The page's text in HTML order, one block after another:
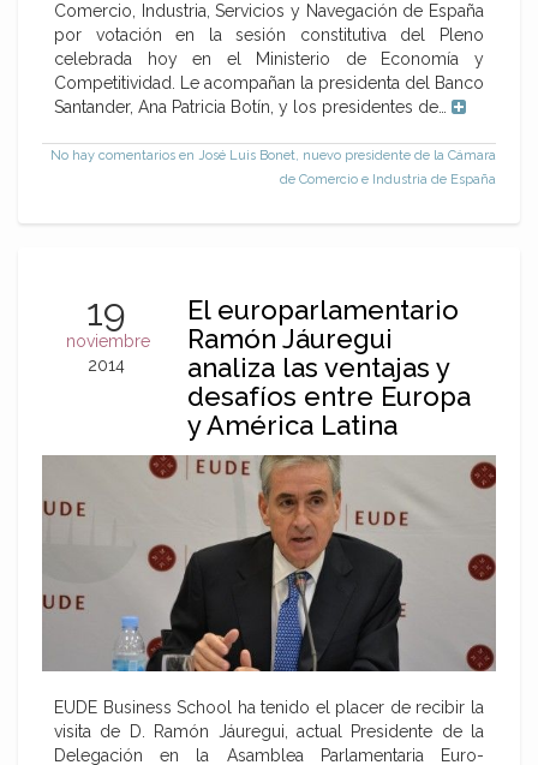
Comercio, Industria, Servicios y Navegación de España
por votación en la sesión constitutiva del Pleno
celebrada hoy en el Ministerio de Economía y
Competitividad. Le acompañan la presidenta del Banco
Santander, Ana Patricia Botín, y los presidentes de…
No hay comentarios en José Luis Bonet, nuevo presidente de la Cámara
de Comercio e Industria de España
19
noviembre
2014
El europarlamentario
Ramón Jáuregui
analiza las ventajas y
desafíos entre Europa
y América Latina
EUDE Business School ha tenido el placer de recibir la
visita de D. Ramón Jáuregui, actual Presidente de la
Delegación en la Asamblea Parlamentaria Euro-